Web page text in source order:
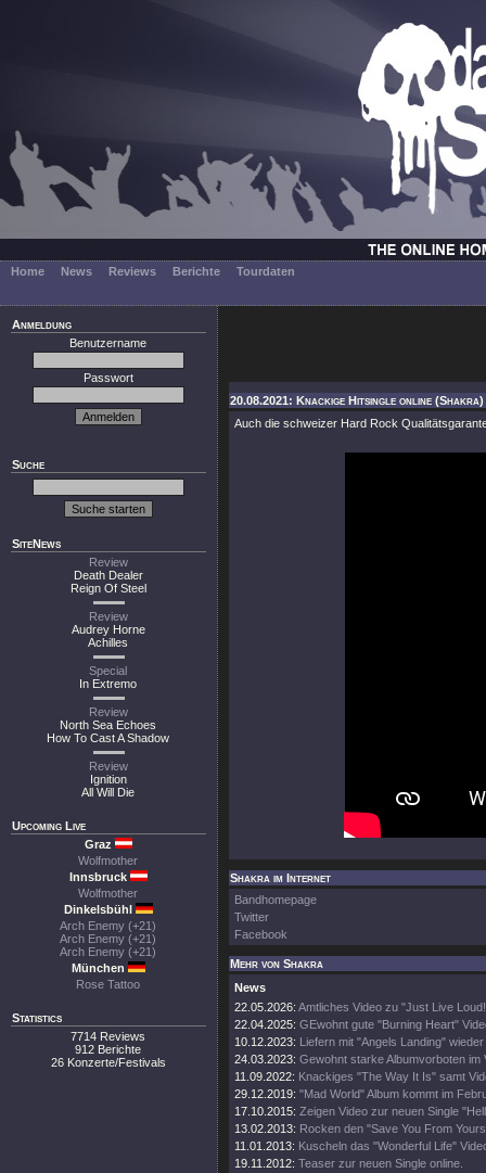
Home News Reviews Berichte Tourdaten
Anmeldung
Benutzername
Passwort
Suche
SiteNews
Review
Death Dealer
Reign Of Steel
Review
Audrey Horne
Achilles
Special
In Extremo
Review
North Sea Echoes
How To Cast A Shadow
Review
Ignition
All Will Die
Upcoming Live
Graz
Wolfmother
Innsbruck
Wolfmother
Dinkelsbühl
Arch Enemy (+21)
Arch Enemy (+21)
Arch Enemy (+21)
München
Rose Tattoo
Statistics
7714 Reviews
912 Berichte
26 Konzerte/Festivals
20.08.2021: Knackige Hitsingle online (Shakra)
Auch die schweizer Hard Rock
Shakra im Internet
Bandhomepage
Twitter
Facebook
Mehr von Shakra
News
22.05.2026: Amtliches Video zu "Just Live
22.04.2025: GEwohnt gute "Burning Heart"
10.12.2023: Liefern mit "Angels Landing"
24.03.2023: Gewohnt starke Albumvorboten im
11.09.2022: Knackiges "The Way It Is" samt
29.12.2019: "Mad World" Album kommt im
17.10.2015: Zeigen Video zur neuen Single
13.02.2013: Rocken den "Save You From
11.01.2013: Kuscheln das "Wonderful Life"
19.11.2012: Teaser zur neuen Single online.